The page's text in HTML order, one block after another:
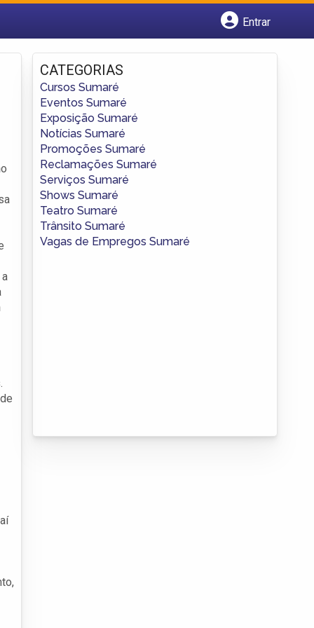
Entrar
Fazer login
Criar conta
CATEGORIAS
Cursos Sumaré
Eventos Sumaré
Exposição Sumaré
Notícias Sumaré
Promoções Sumaré
Reclamações Sumaré
Serviços Sumaré
Shows Sumaré
Teatro Sumaré
Trânsito Sumaré
Vagas de Empregos Sumaré